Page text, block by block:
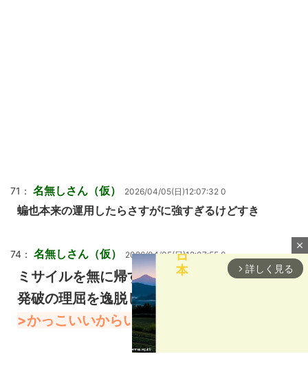
71： 名無しさん（仮） 2026/04/05(日)12:07:32 0
蝙也本来の運用したらさすがに強すぎるけどすき
74： 名無しさん（仮） 2026/04/05(日)12:07:55 0
ミサイルを無に帰す高速旋回が明らかに飛空
発破の理屈を逸脱してるだろ！ってなるけど
>かっこいいからいいかあ！
close
arrow_forward_ios 詳しく見る